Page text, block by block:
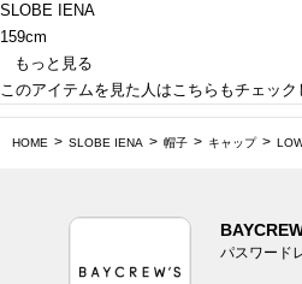
SLOBE IENA
159cm
もっと見る
このアイテムを見た人はこちらもチェック
HOME SLOBE IENA 帽子 キャップ
パスワード